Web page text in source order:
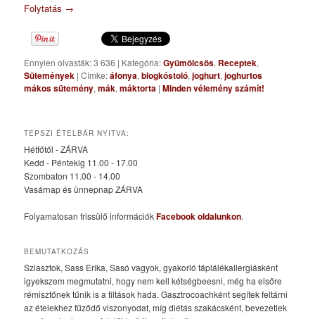
Folytatás →
Ennyien olvasták: 3 636 | Kategória:Gyümölcsös, Receptek,
Sütemények |Címke:áfonya,blogkóstoló,joghurt,joghurtos
mákos sütemény,mák,máktorta |Minden vélemény számít!
TEPSZI ÉTELBÁR NYITVA:
Hétfőtől - ZÁRVA
Kedd - Péntekig 11.00 - 17.00
Szombaton 11.00 - 14.00
Vasárnap és ünnepnap ZÁRVA
Folyamatosan frissülő információkFacebook oldalunkon.
BEMUTATKOZÁS
Sziasztok, Sass Erika, Sasó vagyok, gyakorló táplálékallergiásként
igyekszem megmutatni, hogy nem kell kétségbeesni, még ha elsőre
rémisztőnek tűnik is a tiltások hada. Gasztrocoachként segítek feltárni
az ételekhez fűződő viszonyodat, míg diétás szakácsként, bevezetlek